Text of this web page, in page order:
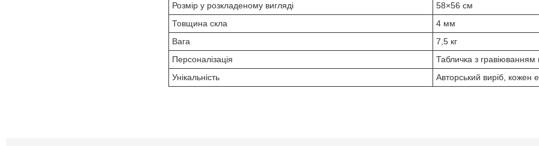
Розмір у розкладеному вигляді
58×56 см
Товщина скла
4 мм
Вага
7,5 кг
Персоналізація
Табличка з гравіюванням
Унікальність
Авторський виріб, кожен